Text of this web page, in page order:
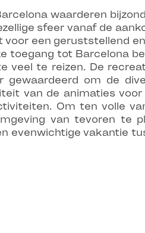
waarderen
sfeer vanaf de
een geruststellend
toegang tot Barcelona
veel te reizen. De
gewaardeerd om de
van de animaties
Om ten volle
van tevoren te
evenwichtige vakantie